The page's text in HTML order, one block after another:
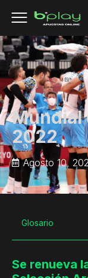
Mundial
2022
Agosto 10,
Glosario
Se renueva